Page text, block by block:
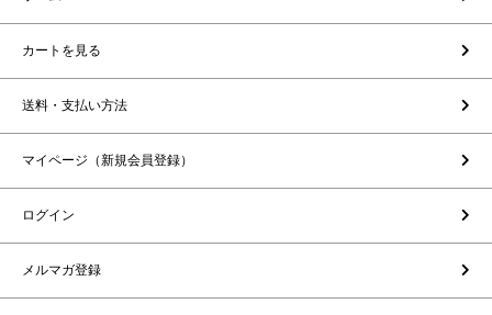
カートを見る
送料・支払い方法
マイページ（新規会員登録）
ログイン
メルマガ登録